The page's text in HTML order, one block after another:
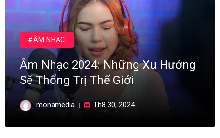
#ÂM NHẠC
Âm Nhạc 2024: Những Xu Hướng
Sẽ Thống Trị Thế Giới
monamedia Th8 30, 2024